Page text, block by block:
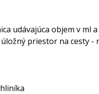
udávajúca objem v ml
priestor na cesty -